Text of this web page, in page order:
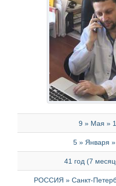
9 » Мая »
5 » Января
41 год (7
РОССИЯ » Санкт-